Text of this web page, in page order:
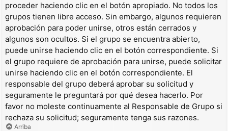
proceder haciendo clic en el botón apropiado. No todos los
grupos tienen libre acceso. Sin embargo, algunos requieren
aprobación para poder unirse, otros están cerrados y
algunos son ocultos. Si el grupo se encuentra abierto,
puede unirse haciendo clic en el botón correspondiente. Si
el grupo requiere de aprobación para unirse, puede solicitar
unirse haciendo clic en el botón correspondiente. El
responsable del grupo deberá aprobar su solicitud y
seguramente le preguntará por qué desea hacerlo. Por
favor no moleste continuamente al Responsable de Grupo si
rechaza su solicitud; seguramente tenga sus razones.
Arriba